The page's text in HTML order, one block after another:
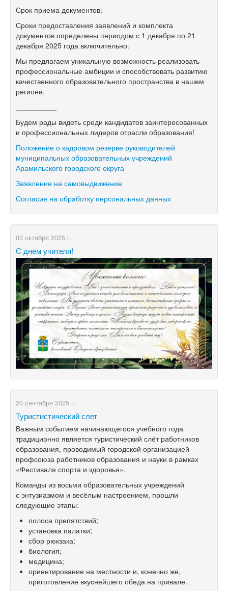
Срок приема документов:
Сроки предоставления заявлений и комплекта
документов определены периодом с 1 декабря по 21
декабря 2025 года включительно.
Мы предлагаем уникальную возможность реализовать
профессиональные амбиции и способствовать развитию
качественного образовательного пространства в нашем
регионе.
Будем рады видеть среди кандидатов заинтересованных
и профессиональных лидеров отрасли образования!
Положение о кадровом резерве руководителей
муниципальных образовательных учреждений
Арамильского городского округа
Заявление на самовыдвижение
Согласие на обработку персональных данных
03 октября 2025 г.
С днем учителя!
20 сентября 2025 г.
Туристистический слет
Важным событием начинающегося учебного года
традиционно является туристический слёт работников
образования, проводимый городской организацией
профсоюза работников образования и науки в рамках
«Фестиваля спорта и здоровья».
Команды из восьми образовательных учреждений
с энтузиазмом и весёлым настроением, прошли
следующие этапы:
полоса препятствий;
установка палатки;
сбор рюкзака;
биология;
медицина;
ориентирование на местности и, конечно же,
приготовление вкуснейшего обеда на привале.